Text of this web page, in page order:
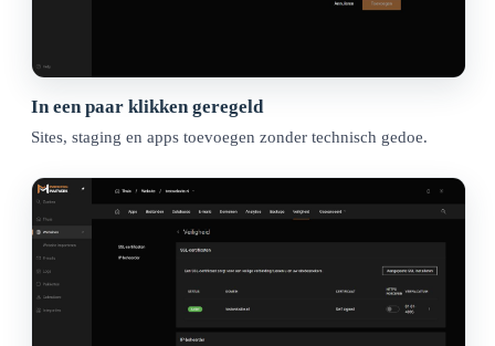
In een paar klikken geregeld
Sites, staging en apps toevoegen zonder technisch gedoe.